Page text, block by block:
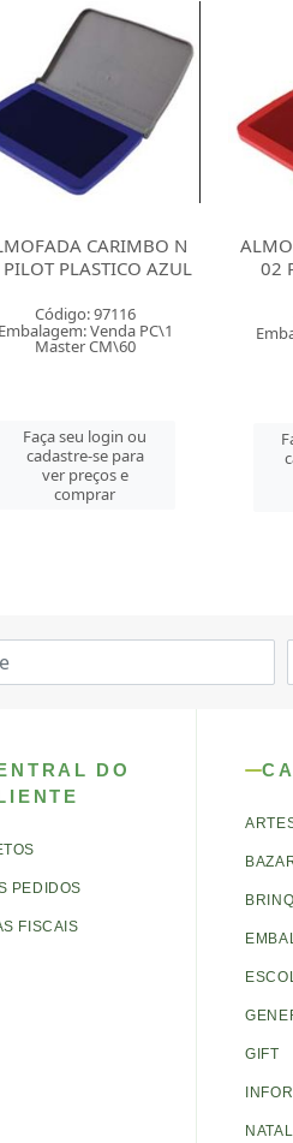
CARIMBO N
02 PILOT PLASTICO
Código: 97110
Embalagem: Venda PC\1
Master CM\60
Faça seu login ou
cadastre-se para
ver preços e
comprar
02
DO
PEDIDOS
FISCAIS
GIFT
NATAL